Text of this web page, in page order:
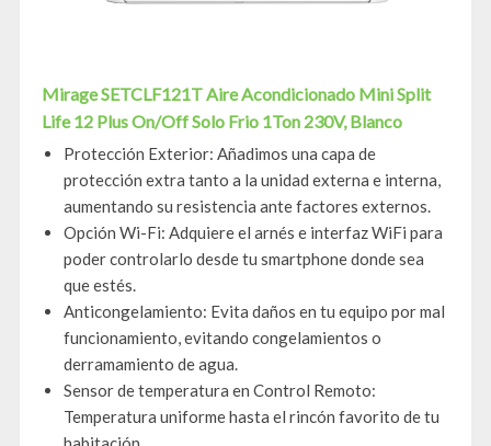
Mirage SETCLF121T Aire Acondicionado Mini Split
Life 12 Plus On/Off Solo Frio 1Ton 230V, Blanco
Protección Exterior: Añadimos una capa de
protección extra tanto a la unidad externa e interna,
aumentando su resistencia ante factores externos.
Opción Wi-Fi: Adquiere el arnés e interfaz WiFi para
poder controlarlo desde tu smartphone donde sea
que estés.
Anticongelamiento: Evita daños en tu equipo por mal
funcionamiento, evitando congelamientos o
derramamiento de agua.
Sensor de temperatura en Control Remoto:
Temperatura uniforme hasta el rincón favorito de tu